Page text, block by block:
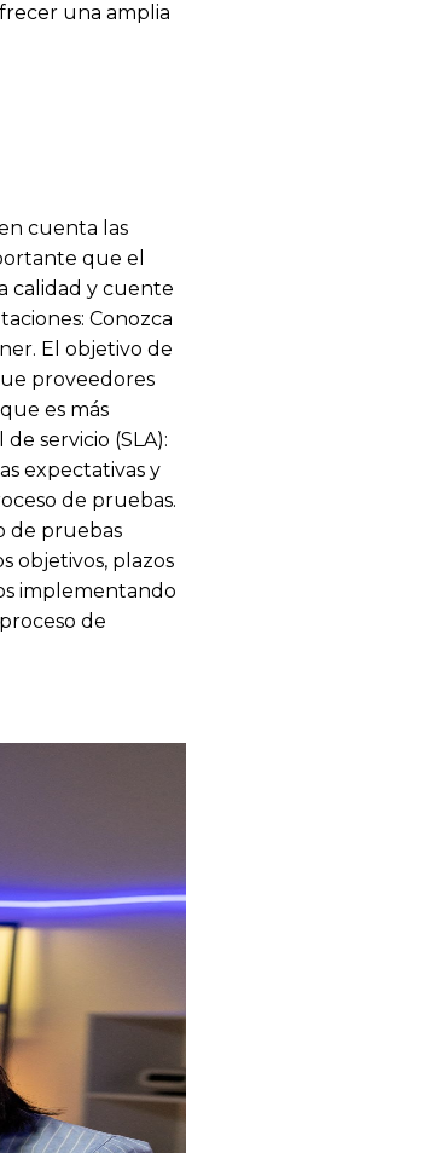
una amplia
cuenta las
que el
calidad y cuente
Conozca
El objetivo de
proveedores
es más
servicio (SLA):
expectativas y
de pruebas.
de pruebas
objetivos, plazos
implementando
de